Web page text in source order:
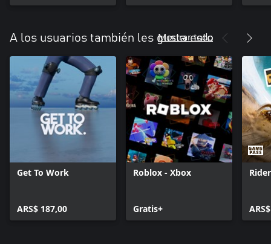
A los usuarios también les gusta esto
Mostrar todo
Get To Work
ARS$ 187,00
Roblox - Xbox
Gratis+